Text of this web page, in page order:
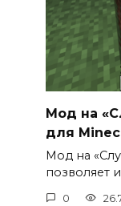
Мод на
для
Мод на
позволяет
0